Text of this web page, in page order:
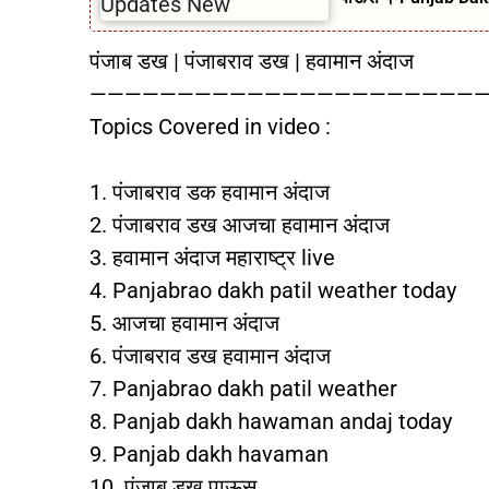
पंजाब डख | पंजाबराव डख | हवामान अंदाज
Topics Covered in video :
1. पंजाबराव डक हवामान अंदाज
2. पंजाबराव डख आजचा हवामान अंदाज
3. हवामान अंदाज महाराष्ट्र live
4. Panjabrao dakh patil weather today
5. आजचा हवामान अंदाज
6. पंजाबराव डख हवामान अंदाज
7. Panjabrao dakh patil weather
8. Panjab dakh hawaman andaj today
9. Panjab dakh havaman